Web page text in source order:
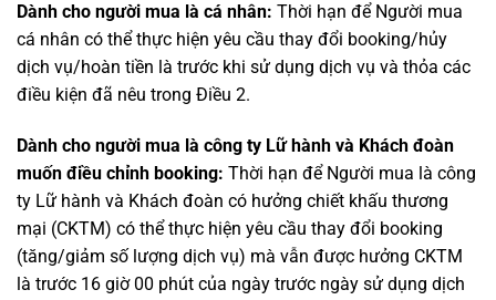
Dành cho người mua là cá nhân: Thời hạn để Người mua
cá nhân có thể thực hiện yêu cầu thay đổi booking/hủy
dịch vụ/hoàn tiền là trước khi sử dụng dịch vụ và thỏa các
điều kiện đã nêu trong Điều 2.
Dành cho người mua là công ty Lữ hành và Khách đoàn
muốn điều chỉnh booking: Thời hạn để Người mua là công
ty Lữ hành và Khách đoàn có hưởng chiết khấu thương
mại (CKTM) có thể thực hiện yêu cầu thay đổi booking
(tăng/giảm số lượng dịch vụ) mà vẫn được hưởng CKTM
là trước 16 giờ 00 phút của ngày trước ngày sử dụng dịch